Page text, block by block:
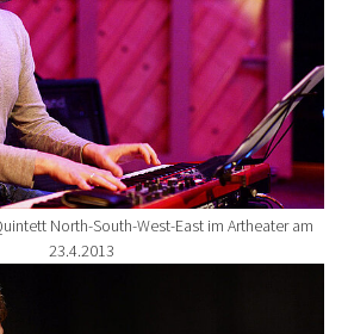
North-South-West-East im Artheater am
23.4.2013
for: